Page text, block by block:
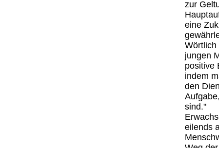
zur
eine
Wörtlich
jungen
positive
indem
den
sind."
eilends